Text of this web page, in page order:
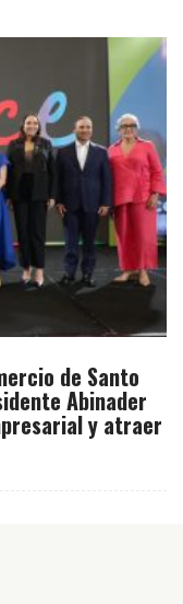
de Santo
Abinader
y atraer